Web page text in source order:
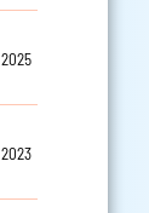
2025
2023